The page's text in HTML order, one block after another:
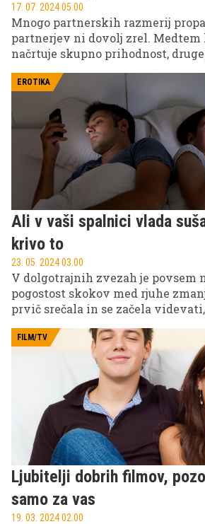
17. 07. 2024 05.00
Mnogo partnerskih razmerij
partnerjev ni dovolj zrel. Medtem
načrtuje skupno prihodnost,
posebne vloge, saj so nekateri zreli
osemnajstih, drugi pa nezreli še
kaj moškega naredi zrelega?
EROTIKA
Ali v vaši spalnici vlada
krivo to
23. 05. 2024 03.00
V dolgotrajnih zvezah je povsem
pogostost skokov med rjuhe
prvič srečala in se začela
glede na to, ali se je to pripetilo
videla, vsak dan ali celo večkrat
začetni fazi razmerja lahko
FILM/TV
Ljubitelji dobrih filmov,
samo za vas
19. 03. 2024 02.00